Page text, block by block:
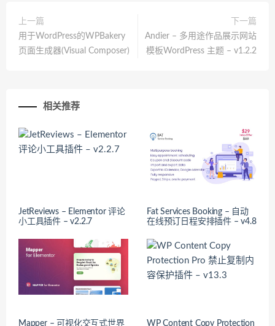
上一篇
用于WordPress的WPBakery
页面生成器(Visual Composer)
下一篇
Andier – 多用途作品展示网站
模板WordPress 主题 – v1.2.2
相关推荐
JetReviews – Elementor 评论
小工具插件 – v2.2.7
Fat Services Booking – 自动
在线预订日程安排插件 – v4.8
Mapper – 可视化交互式世界 WP Content Copy Protection